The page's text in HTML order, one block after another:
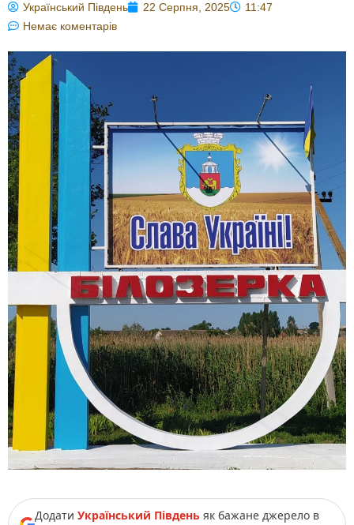
Український Південь 22 Серпня, 2025
11:47
Немає коментарів
Додати Український Південь як бажане джерело в